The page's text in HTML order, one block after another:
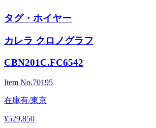
タグ・ホイヤー
カレラ クロノグラフ
CBN201C.FC6542
Item No.70195
在庫有/東京
¥529,850